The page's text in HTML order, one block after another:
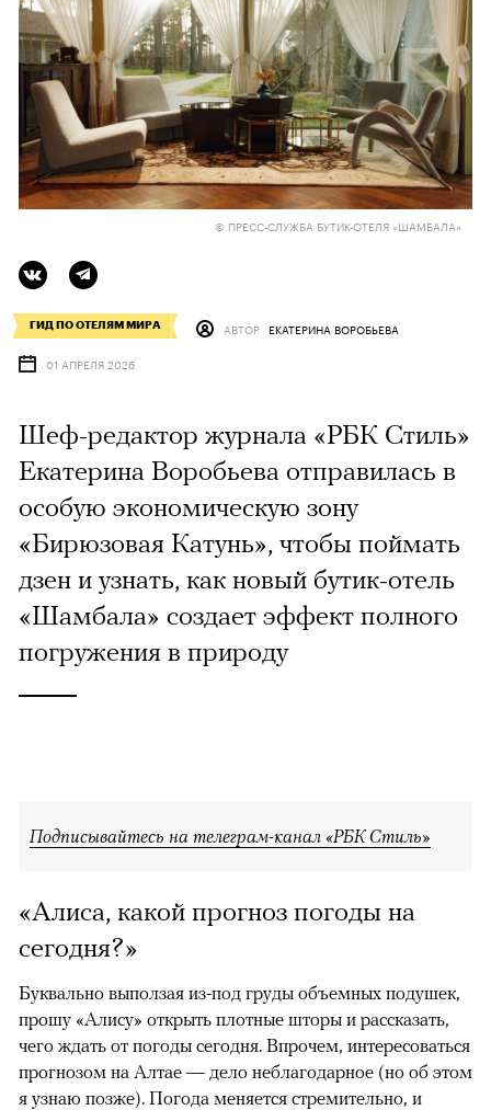
© ПРЕСС-СЛУЖБА БУТИК-ОТЕЛЯ «ШАМБАЛА»
ГИД ПО ОТЕЛЯМ МИРА АВТОР ЕКАТЕРИНА ВОРОБЬЕВА
01 АПРЕЛЯ 2026
Шеф-редактор журнала «РБК Стиль»
Екатерина Воробьева отправилась в
особую экономическую зону
«Бирюзовая Катунь», чтобы поймать
дзен и узнать, как новый бутик-отель
«Шамбала» создает эффект полного
погружения в природу
Подписывайтесь на телеграм-канал «РБК Стиль»
«Алиса, какой прогноз погоды на
сегодня?»
Буквально выползая из-под груды объемных подушек,
прошу «Алису» открыть плотные шторы и рассказать,
чего ждать от погоды сегодня. Впрочем, интересоваться
прогнозом на Алтае — дело неблагодарное (но об этом
я узнаю позже). Погода меняется стремительно, и